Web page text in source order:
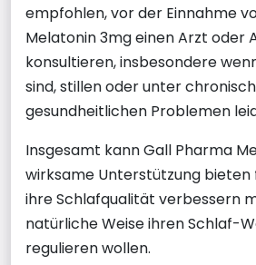
empfohlen, vor der Einnahme
Melatonin 3mg einen Arzt oder
konsultieren, insbesondere
sind, stillen oder unter
gesundheitlichen Problemen
Insgesamt kann Gall Pharma
wirksame Unterstützung bieten
ihre Schlafqualität verbessern
natürliche Weise ihren Schlaf-
regulieren wollen.